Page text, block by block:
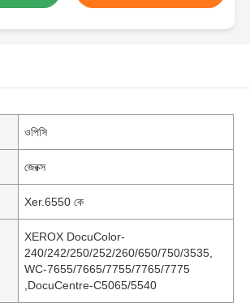
ওপিসি
জেরক্স
Xer.6550 কে
XEROX DocuColor-
240/242/250/252/260/650/750/3535,
WC-7655/7665/7755/7765/7775
,DocuCentre-C5065/5540